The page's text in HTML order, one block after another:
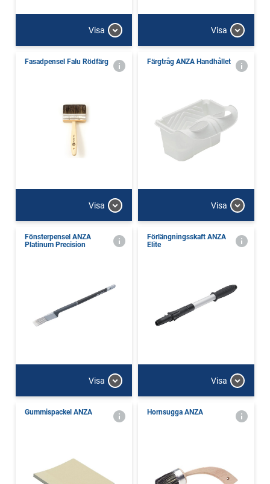
Visa Visa
Fasadpensel Falu Rödfärg
Visa
Färgtråg ANZA Handhållet
Visa
Fönsterpensel ANZA
Platinum Precision
Visa
Förlängningsskaft ANZA
Elite
Visa
Gummispackel ANZA Hornsugga ANZA